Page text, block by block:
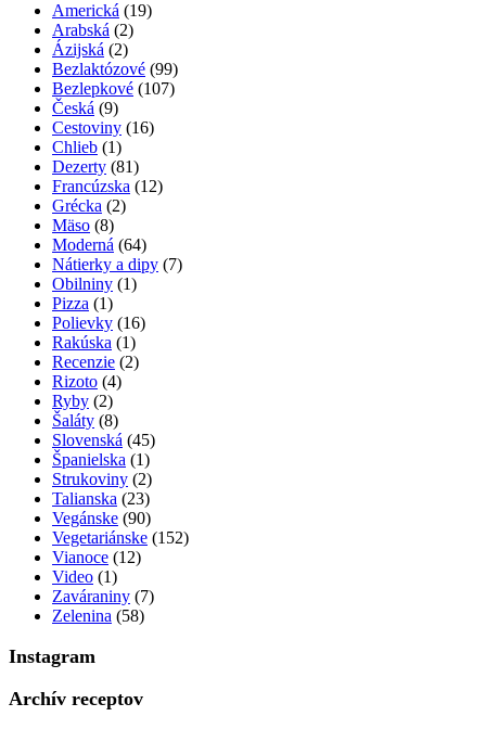
Americká (19)
Arabská (2)
Ázijská (2)
Bezlaktózové (99)
Bezlepkové (107)
Česká (9)
Cestoviny (16)
Chlieb (1)
Dezerty (81)
Francúzska (12)
Grécka (2)
Mäso (8)
Moderná (64)
Nátierky a dipy (7)
Obilniny (1)
Pizza (1)
Polievky (16)
Rakúska (1)
Recenzie (2)
Rizoto (4)
Ryby (2)
Šaláty (8)
Slovenská (45)
Španielska (1)
Strukoviny (2)
Talianska (23)
Vegánske (90)
Vegetariánske (152)
Vianoce (12)
Video (1)
Zaváraniny (7)
Zelenina (58)
Instagram
Archív receptov